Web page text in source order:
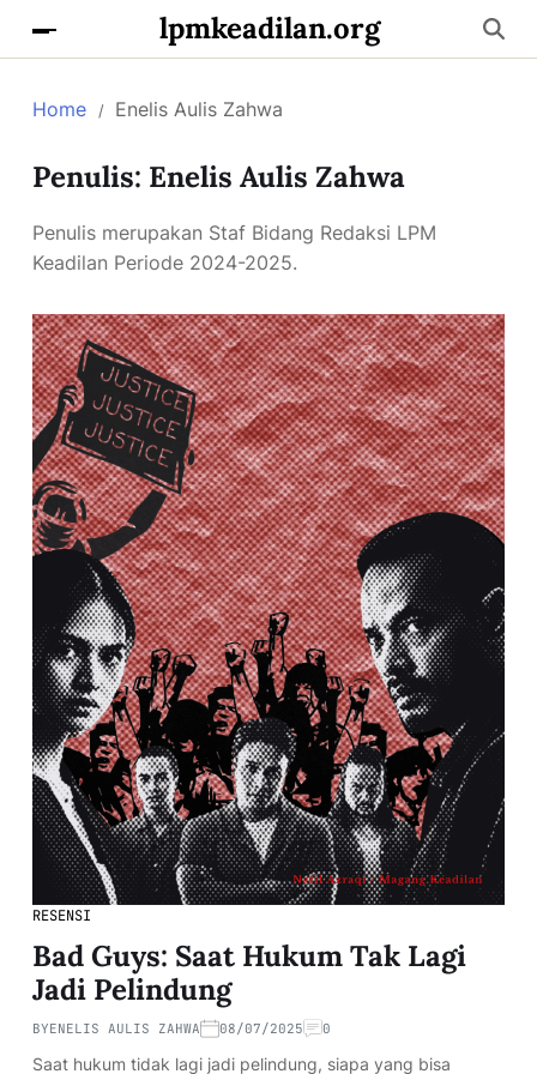
lpmkeadilan.org
Home Enelis Aulis Zahwa
Penulis: Enelis Aulis Zahwa
Penulis merupakan Staf Bidang Redaksi LPM
Keadilan Periode 2024-2025.
RESENSI
Bad Guys: Saat Hukum Tak Lagi
Jadi Pelindung
BYENELIS AULIS ZAHWA 08/07/2025 0
Saat hukum tidak lagi jadi pelindung, siapa yang bisa